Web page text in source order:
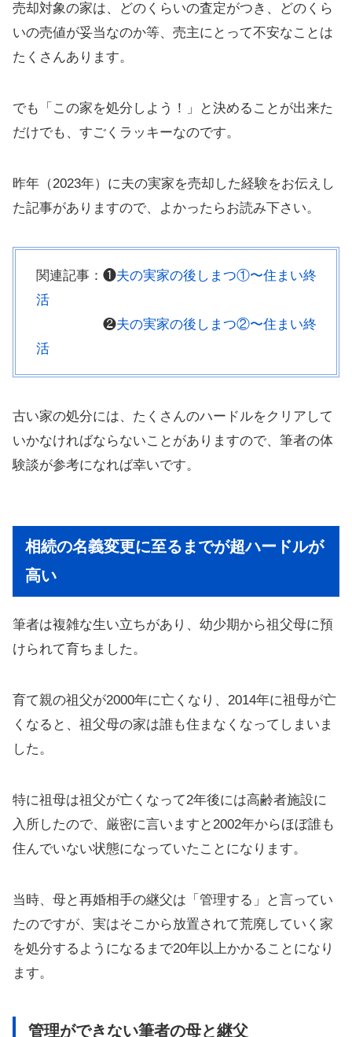
売却対象の家は、どのくらいの査定がつき、どのくら
いの売値が妥当なのか等、売主にとって不安なことは
たくさんあります。
でも「この家を処分しよう！」と決めることが出来た
だけでも、すごくラッキーなのです。
昨年（2023年）に夫の実家を売却した経験をお伝えし
た記事がありますので、よかったらお読み下さい。
関連記事：❶夫の実家の後しまつ①〜住まい終
活
❷夫の実家の後しまつ②〜住まい終
活
古い家の処分には、たくさんのハードルをクリアして
いかなければならないことがありますので、筆者の体
験談が参考になれば幸いです。
相続の名義変更に至るまでが超ハードルが
高い
筆者は複雑な生い立ちがあり、幼少期から祖父母に預
けられて育ちました。
育て親の祖父が2000年に亡くなり、2014年に祖母が亡
くなると、祖父母の家は誰も住まなくなってしまいま
した。
特に祖母は祖父が亡くなって2年後には高齢者施設に
入所したので、厳密に言いますと2002年からほぼ誰も
住んでいない状態になっていたことになります。
当時、母と再婚相手の継父は「管理する」と言ってい
たのですが、実はそこから放置されて荒廃していく家
を処分するようになるまで20年以上かかることになり
ます。
管理ができない筆者の母と継父